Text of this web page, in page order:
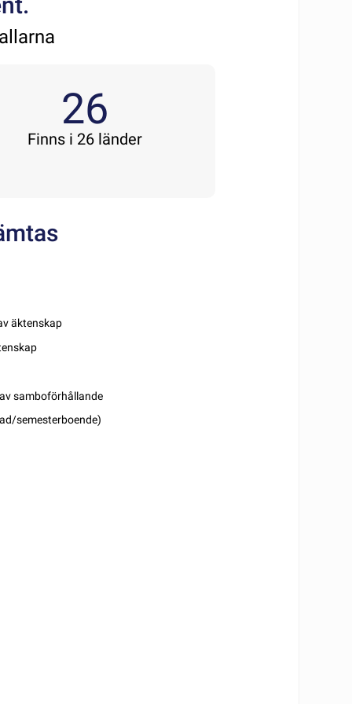
26
Finns i 26 länder
äktenskap
samboförhållande
semesterboende)